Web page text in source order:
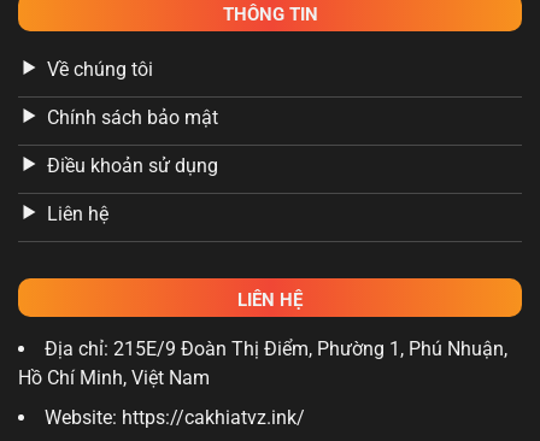
THÔNG TIN
Về chúng tôi
Chính sách bảo mật
Điều khoản sử dụng
Liên hệ
LIÊN HỆ
Địa chỉ: 215E/9 Đoàn Thị Điểm, Phường 1, Phú Nhuận,
Hồ Chí Minh, Việt Nam
Website: https://cakhiatvz.ink/